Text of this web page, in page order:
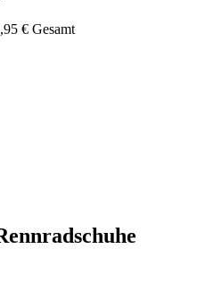
€ Gesamt